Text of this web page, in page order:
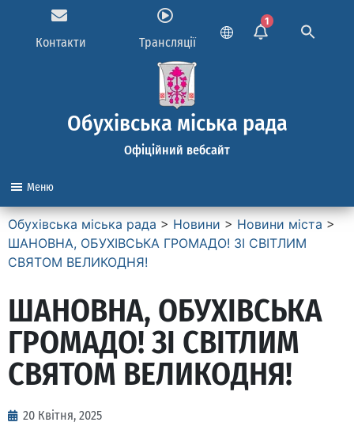
Контакти Трансляції
1
Обухівська міська рада
Офіційний вебсайт
Меню
Обухівська міська рада > Новини > Новини міста >
ШАНОВНА, ОБУХІВСЬКА ГРОМАДО! ЗІ СВІТЛИМ
СВЯТОМ ВЕЛИКОДНЯ!
ШАНОВНА, ОБУХІВСЬКА
ГРОМАДО! ЗІ СВІТЛИМ
СВЯТОМ ВЕЛИКОДНЯ!
20 Квітня, 2025